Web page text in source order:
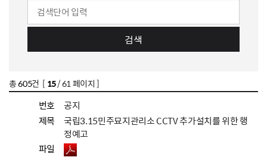
검색
총605건 [ 15/ 61 페이지 ]
번호
공지
제목
국립3.15민주묘지관리소 CCTV 추가설치를 위한 행
정예고
파일